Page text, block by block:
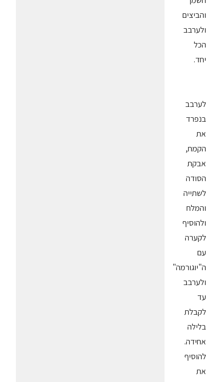
והביצים
ולערבב
הכל
יחד.
לערבב
בנפרד
את
הקמח,
אבקת
הסודה
לשתייה
והמלח
ולהוסיף
לקערה
עם
ה"יוגורמה"
ולערבב
עד
לקבלת
בלילה
אחידה.
להוסיף
את